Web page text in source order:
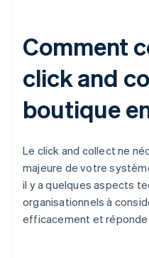
Comment
click and
boutique
Le click and collect ne
majeure de votre
il y a quelques aspects
organisationnels à
efficacement et